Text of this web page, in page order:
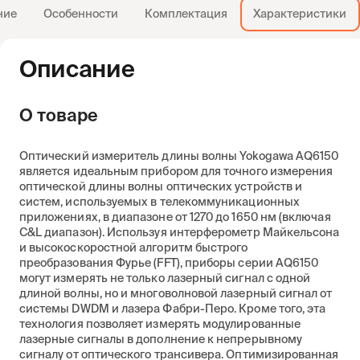
Особенности Комплектация Характеристики
Описание
О товаре
Оптический измеритель длины волны Yokogawa AQ6150
является идеальным прибором для точного измерения
оптической длины волны оптических устройств и
систем, используемых в телекоммуникационных
приложениях, в диапазоне от 1270 до 1650 нм (включая
C&L диапазон). Используя интерферометр Майкельсона
и высокоскоростной алгоритм быстрого
преобразования Фурье (FFT), приборы серии AQ6150
могут измерять не только лазерный сигнал с одной
длиной волны, но и многоволновой лазерный сигнал от
системы DWDM и лазера Фабри-Перо. Кроме того, эта
технология позволяет измерять модулированные
лазерные сигналы в дополнение к непрерывному
сигналу от оптического трансивера. Оптимизированная